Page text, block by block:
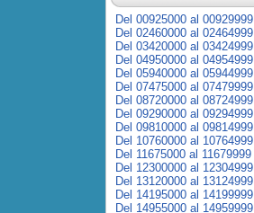
Del 00925000 al 00929999
Del 02460000 al 02464999
Del 03420000 al 03424999
Del 04950000 al 04954999
Del 05940000 al 05944999
Del 07475000 al 07479999
Del 08720000 al 08724999
Del 09290000 al 09294999
Del 09810000 al 09814999
Del 10760000 al 10764999
Del 11675000 al 11679999
Del 12300000 al 12304999
Del 13120000 al 13124999
Del 14195000 al 14199999
Del 14955000 al 14959999